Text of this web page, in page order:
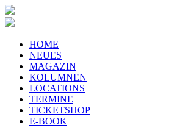
HOME
NEUES
MAGAZIN
KOLUMNEN
LOCATIONS
TERMINE
TICKETSHOP
E-BOOK